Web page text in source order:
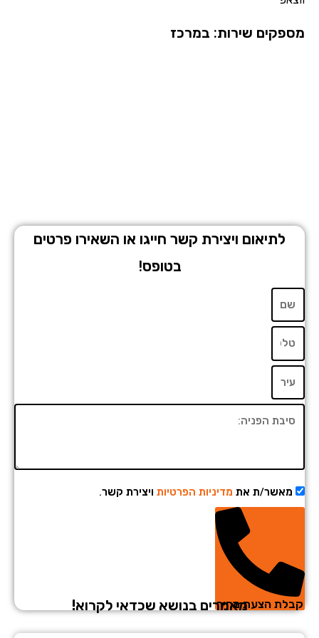
שירות: במרכז
לתיאום ויצירת קשר חייגו או השאירו פרטים
בטופס!
מאשר/ת אתמדיניות הפרטיותויצירת קשר.
הצעת מחיר
מאמרים בנושא שכדאי לקרוא!